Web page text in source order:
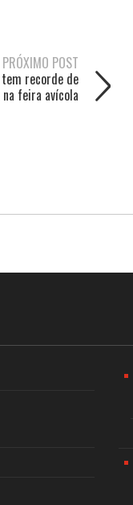
PRÓXIMO POST
recorde de
feira avícola